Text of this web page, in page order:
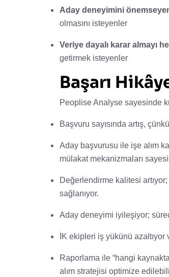
Aday deneyimini
olmasını isteyenler
Veriye dayalı karar almayı
getirmek isteyenler
Başarı
Peoplise Analyse sayesinde
Başvuru sayısında artış,
Aday başvurusu ile işe alım
mülakat mekanizmaları
Değerlendirme kalitesi
sağlanıyor.
Aday deneyimi iyileşiyor;
İK ekipleri iş yükünü
Raporlama ile “hangi
alım stratejisi optimize